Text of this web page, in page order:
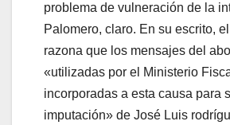
problema de vulneración de la
Palomero, claro. En su escrito,
razona que los mensajes del
«utilizadas por el Ministerio
incorporadas a esta causa para
imputación» de José Luis